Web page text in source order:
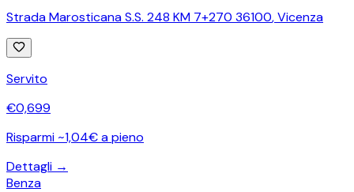
Strada Marosticana S.S. 248 KM 7+270 36100,Vicenza
Servito
€0,699
Risparmi ~1,04€ a pieno
Dettagli →
Benza